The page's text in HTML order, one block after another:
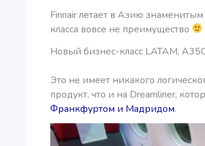
Finnair летает в Азию
класса вовсе не преимущество
Новый бизнес-класс LATAM,
Это не имеет никакого
продукт, что и на Dreamliner,
Франкфуртом и Мадридом.